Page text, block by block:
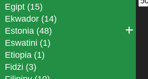
Egipt (15)
Ekwador (14)
Estonia (48)
Eswatini (1)
Etiopia (1)
Fidżi (3)